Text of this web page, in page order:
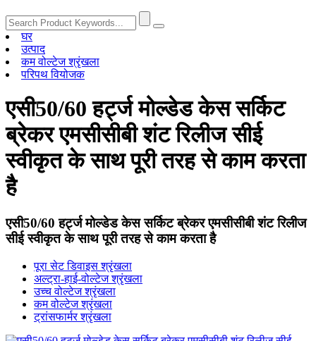
घर
उत्पाद
कम वोल्टेज श्रृंखला
परिपथ वियोजक
एसी50/60 हर्ट्ज मोल्डेड केस सर्किट
ब्रेकर एमसीसीबी शंट रिलीज सीई
स्वीकृत के साथ पूरी तरह से काम करता
है
एसी50/60 हर्ट्ज मोल्डेड केस सर्किट ब्रेकर एमसीसीबी शंट रिलीज
सीई स्वीकृत के साथ पूरी तरह से काम करता है
पूरा सेट डिवाइस श्रृंखला
अल्ट्रा-हाई-वोल्टेज श्रृंखला
उच्च वोल्टेज श्रृंखला
कम वोल्टेज श्रृंखला
ट्रांसफार्मर श्रृंखला